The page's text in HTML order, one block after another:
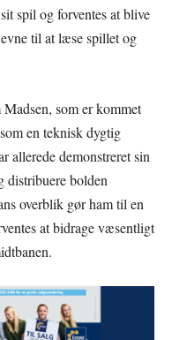
spil og forventes at blive
til at læse spillet og
som er kommet
en teknisk dygtig
allerede demonstreret sin
distribuere bolden
overblik gør ham til en
at bidrage væsentligt